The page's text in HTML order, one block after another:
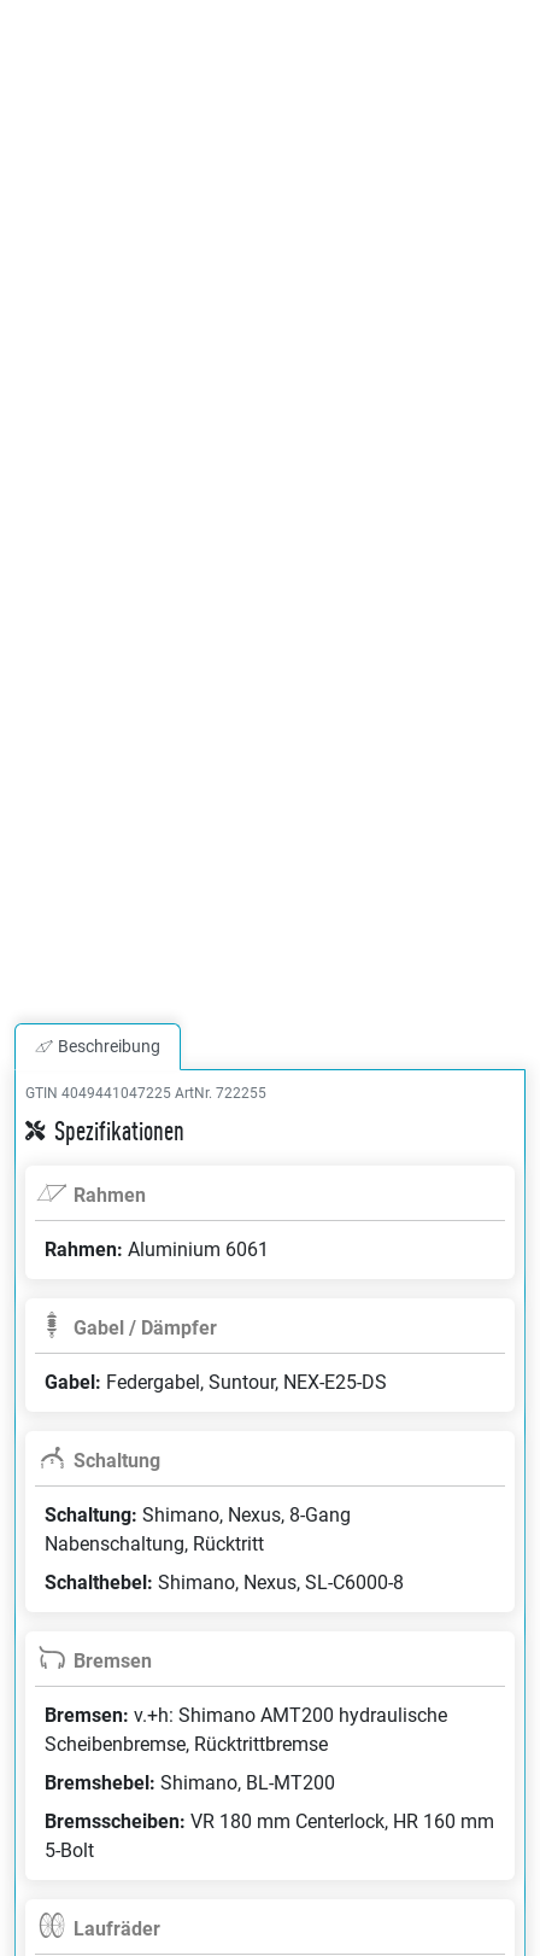
Beschreibung
GTIN 4049441047225 ArtNr. 722255
Spezifikationen
Rahmen
Rahmen: Aluminium 6061
Gabel / Dämpfer
Gabel: Federgabel, Suntour, NEX-E25-DS
Schaltung
Schaltung: Shimano, Nexus, 8-Gang
Nabenschaltung, Rücktritt
Schalthebel: Shimano, Nexus, SL-C6000-8
Bremsen
Bremsen: v.+h: Shimano AMT200 hydraulische
Scheibenbremse, Rücktrittbremse
Bremshebel: Shimano, BL-MT200
Bremsscheiben: VR 180 mm Centerlock, HR 160 mm
5-Bolt
Laufräder